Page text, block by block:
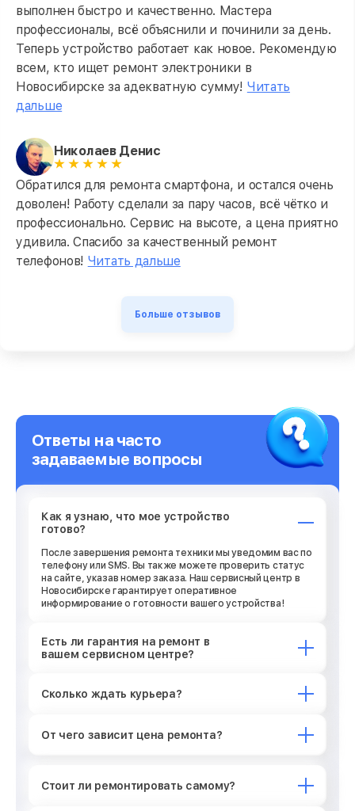
выполнен быстро и качественно. Мастера
профессионалы, всё объяснили и починили за день.
Теперь устройство работает как новое. Рекомендую
всем, кто ищет ремонт электроники в
Новосибирске за адекватную сумму! Читать
дальше
Николаев Денис
Обратился для ремонта смартфона, и остался очень
доволен! Работу сделали за пару часов, всё чётко и
профессионально. Сервис на высоте, а цена приятно
удивила. Спасибо за качественный ремонт
телефонов! Читать дальше
Больше отзывов
Ответы на часто
задаваемые вопросы
Как я узнаю, что мое устройство
готово?
После завершения ремонта техники мы уведомим вас по
телефону или SMS. Вы также можете проверить статус
на сайте, указав номер заказа. Наш сервисный центр в
Новосибирске гарантирует оперативное
информирование о готовности вашего устройства!
Есть ли гарантия на ремонт в
вашем сервисном центре?
Сколько ждать курьера?
От чего зависит цена ремонта?
Стоит ли ремонтировать самому?